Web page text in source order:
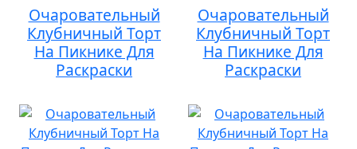
Очаровательный
Клубничный Торт
На Пикнике Для
Раскраски
Очаровательный
Клубничный Торт
На Пикнике Для
Раскраски